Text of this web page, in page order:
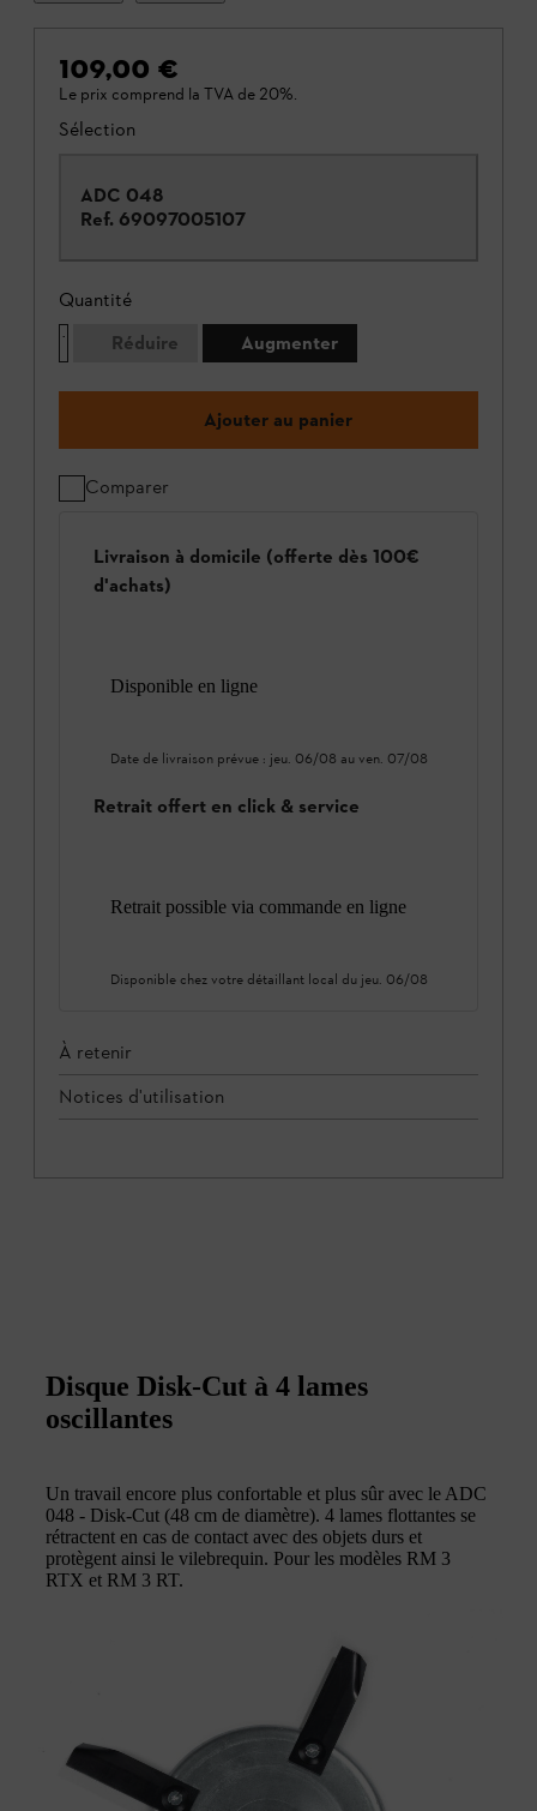
109,00 €
Le prix comprend la TVA de 20%.
Sélection
ADC 048
Ref. 69097005107
Quantité
Réduire
Augmenter
Ajouter au panier
Comparer
Livraison à domicile (offerte dès 100€
d'achats)
Disponible en ligne
Date de livraison prévue : jeu. 06/08 au ven. 07/08
Retrait offert en click & service
Retrait possible via commande en ligne
Disponible chez votre détaillant local du jeu. 06/08
À retenir
Notices d'utilisation
Disque Disk-Cut à 4 lames
oscillantes
Un travail encore plus confortable et plus sûr avec le ADC
048 - Disk-Cut (48 cm de diamètre). 4 lames flottantes se
rétractent en cas de contact avec des objets durs et
protègent ainsi le vilebrequin. Pour les modèles RM 3
RTX et RM 3 RT.